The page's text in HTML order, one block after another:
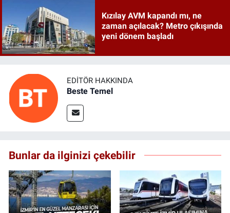
Kızılay AVM kapandı mı, ne
zaman açılacak? Metro çıkışında
yeni dönem başladı
EDITÖR HAKKINDA
Beste Temel
Bunlar da ilginizi çekebilir